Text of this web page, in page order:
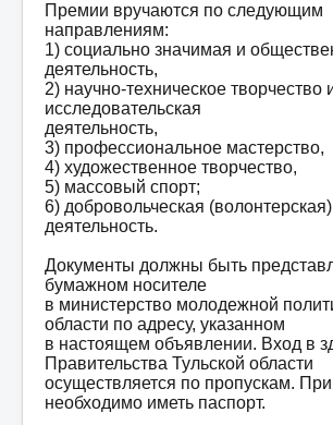
Премии вручаются по следующим
направлениям:
1) социально значимая и
деятельность,
2) научно-техническое творчество
исследовательская
деятельность,
3) профессиональное мастерство,
4) художественное творчество,
5) массовый спорт;
6) добровольческая (волонтерская)
деятельность.
Документы должны быть
бумажном носителе
в министерство молодежной
области по адресу, указанном
в настоящем объявлении. Вход в
Правительства Тульской области
осуществляется по пропускам.
необходимо иметь паспорт.